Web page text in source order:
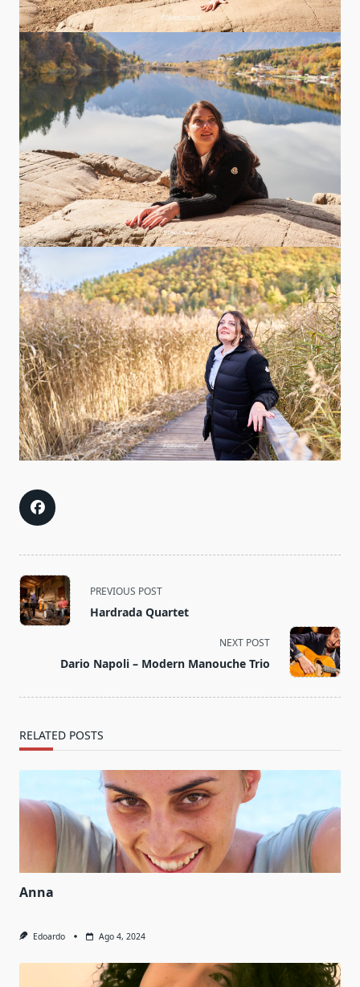
<span
class="nav-
subtitle
reader-
PREVIOUS POST
Hardrada Quartet
NEXT POST
Dario Napoli – Modern Manouche Trio
RELATED POSTS
Anna
Edoardo Ago 4, 2024